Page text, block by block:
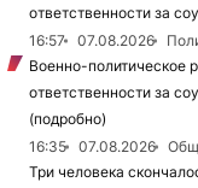
ответственности за
16:57
07.08.2026
Военно-политическое
ответственности за
(подробно)
16:35
07.08.2026
Три человека